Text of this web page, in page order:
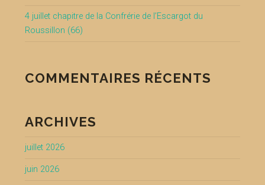
4 juillet chapitre de la Confrérie de l’Escargot du
Roussillon (66)
COMMENTAIRES RÉCENTS
ARCHIVES
juillet 2026
juin 2026